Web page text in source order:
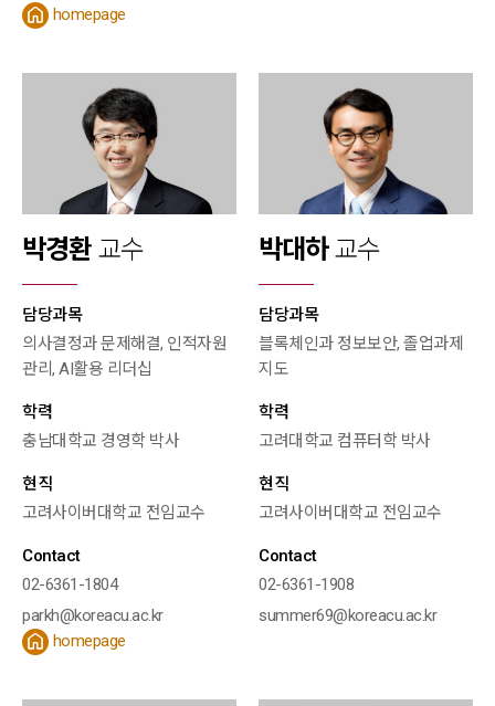
homepage
박경환 교수
담당과목
의사결정과 문제해결, 인적자원
관리, AI활용 리더십
학력
충남대학교 경영학 박사
현직
고려사이버대학교 전임교수
Contact
02-6361-1804
parkh@koreacu.ac.kr
homepage
박대하교수
담당과목
블록체인과 정보보안, 졸업과제
지도
학력
고려대학교 컴퓨터학 박사
현직
고려사이버대학교 전임교수
Contact
02-6361-1908
summer69@koreacu.ac.kr